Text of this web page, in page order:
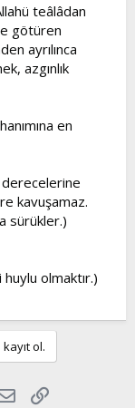
teâlâdan
götüren
ayrılınca
azgınlık
en
kavuşamaz.
sürükler.)
olmaktır.)
ol.
E-posta